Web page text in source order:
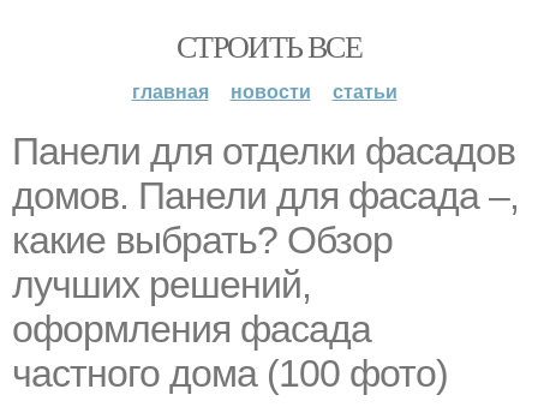
СТРОИТЬ ВСЕ
главная новости статьи
Панели для отделки фасадов
домов. Панели для фасада –,
какие выбрать? Обзор
лучших решений,
оформления фасада
частного дома (100 фото)